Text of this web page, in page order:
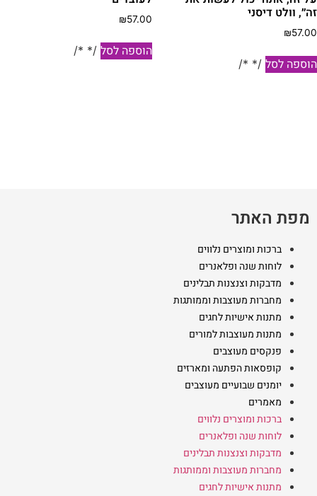
וולט דיסני
₪
לסל /* */
₪57.00
הוספה לסל /* */
מפת האתר
ברכות ומוצרים נלווים
לוחות שנה ופלאנרים
מדבקות וצנצנות תבלינים
מחברות מעוצבות וממותגות
מתנות אישיות לחגים
מתנות מעוצבות למורים
פנקסים מעוצבים
קופסאות הפתעה ומארזים
יומנים שבועיים מעוצבים
מאמרים
ברכות ומוצרים נלווים
לוחות שנה ופלאנרים
מדבקות וצנצנות תבלינים
מחברות מעוצבות וממותגות
מתנות אישיות לחגים